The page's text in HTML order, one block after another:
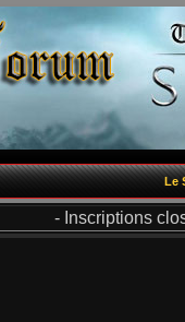
Le
- Inscriptions